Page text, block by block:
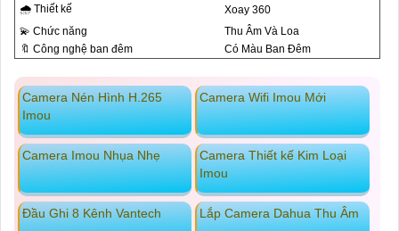
🌧️ Thiết kế
Xoay 360
💫 Chức năng
Thu Âm Và Loa
🔖 Công nghệ ban đêm
Có Màu Ban Ðêm
Camera Nén Hình H.265
Imou
Camera Wifi Imou Mới
Camera Imou Nhụa Nhẹ
Camera Thiết kế Kim Loại
Imou
Đầu Ghi 8 Kênh Vantech Lắp Camera Dahua Thu Âm